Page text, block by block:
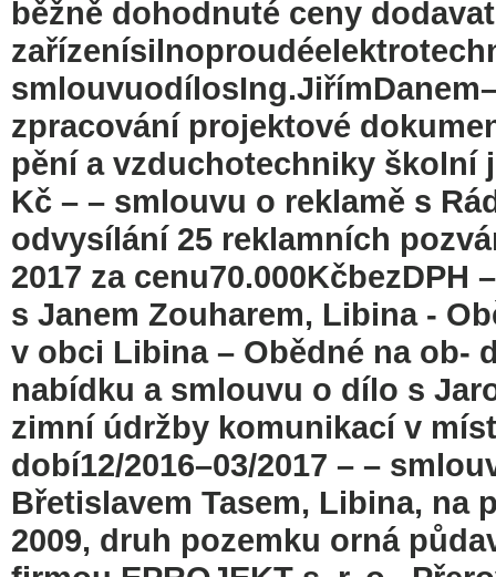
běžně dohodnuté ceny
zpracování projektové
pění a vzduchotechniky školní
Kč – – smlouvu o reklamě s
odvysílání 25 reklamních
2017 za
s Janem Zouharem, Libina -
v obci Libina – Obědné na ob-
nabídku a smlouvu o dílo s
zimní údržby komunikací v
dobí12/2016–03/2017 – –
Břetislavem Tasem, Libina, na
2009, druh pozemku orná